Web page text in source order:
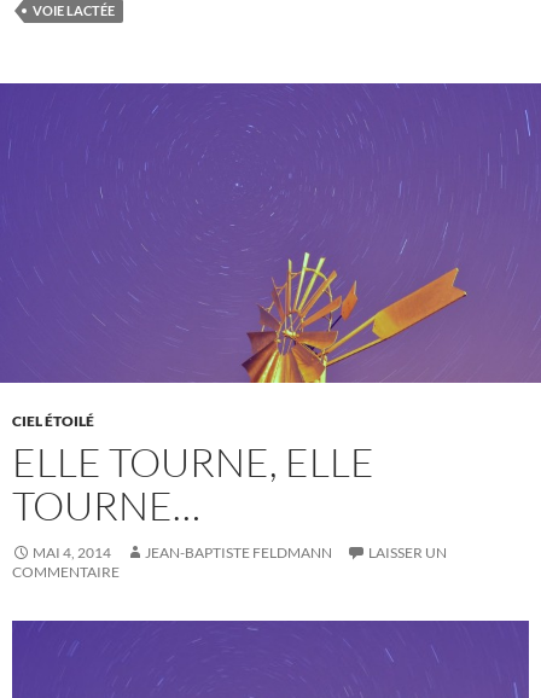
VOIE LACTÉE
CIEL ÉTOILÉ
ELLE TOURNE, ELLE
TOURNE…
MAI 4, 2014 JEAN-BAPTISTE FELDMANN
LAISSER UN
COMMENTAIRE